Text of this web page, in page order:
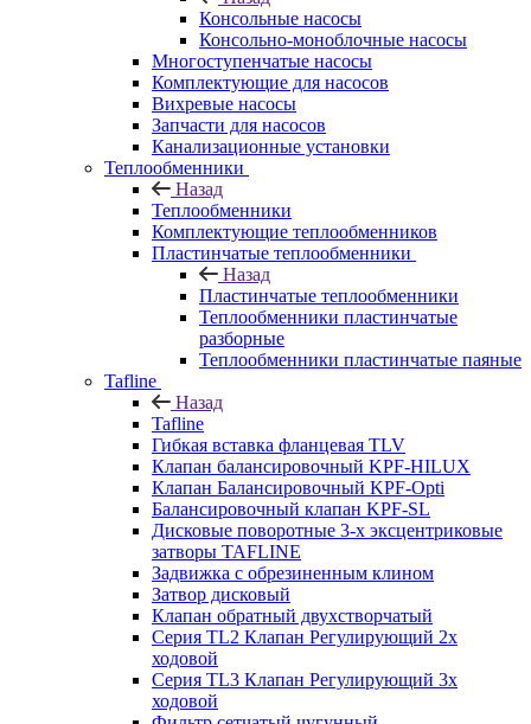
Консольные насосы
Консольно-моноблочные насосы
Многоступенчатые насосы
Комплектующие для насосов
Вихревые насосы
Запчасти для насосов
Канализационные установки
Теплообменники
Назад
Теплообменники
Комплектующие теплообменников
Пластинчатые теплообменники
Назад
Пластинчатые теплообменники
Теплообменники пластинчатые
разборные
Теплообменники пластинчатые паяные
Tafline
Назад
Tafline
Гибкая вставка фланцевая TLV
Клапан балансировочный KPF-HILUX
Клапан Балансировочный KPF-Opti
Балансировочный клапан KPF-SL
Дисковые поворотные 3-х эксцентриковые
затворы TAFLINE
Задвижка с обрезиненным клином
Затвор дисковый
Клапан обратный двухстворчатый
Серия TL2 Клапан Регулирующий 2х
ходовой
Серия TL3 Клапан Регулирующий 3х
ходовой